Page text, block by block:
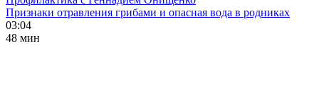
Признаки отравления грибами и опасная вода в родниках
03:04
48 мин